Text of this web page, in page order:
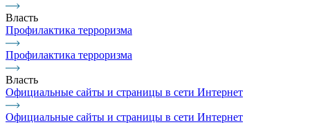
Власть
Профилактика терроризма
Профилактика терроризма
Власть
Официальные сайты и страницы в сети Интернет
Официальные сайты и страницы в сети Интернет